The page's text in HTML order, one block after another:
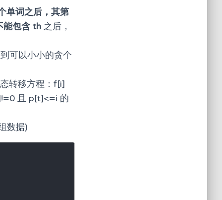
单词之后，其第
能包含 th 之后，
可以小小的贪个
转移方程：f[i]
且 p[t]<=i 的
数据)